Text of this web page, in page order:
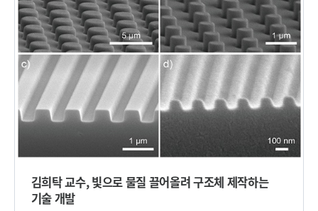
반사하는 일종의 카이랄 색상 거울로 활용할 수 있었다. 이러한
거울을 이용하면 왼쪽 혹은 오른쪽의 카이랄성을 갖는 일상생활
속의 다양한 화학물질, 한 예로 설탕을 이루는 과당과 포도당의
경우 별다른 도구 없이 왼쪽 혹은 오른쪽의 카이랄성을 갖는다는
점을 관찰할 수 있었다. 윤동기 교수는 “의약품 및 관련
화학산업에서 물질의 카이랄성은 독성 및 부작용과 밀접한
관련이 있다. 예를 들어, 60여 년 전에 임산부 입덧 방지용으로
쓰이던 탈리도마이드(thalidomide)라는 약은 카이랄성이 다를
경우 기형아를 유발할 수 있다는 점 때문에 금지된 바가 있는데,
이번 연구를 통해 카이랄성에 따라 부작용을 갖는 화학약품들을
제조단계에서부터 실시간으로 검출할 수 있게 될 것이다”라고
말했다. 이번 연구는 과학기술정보통신부-한국연구재단의
멀티스케일 카이랄 구조체 연구센터, 전략과제, 미래유망
융합기술 파이오니아사업과 교육부의 글로벌연구네트워크
표면이 거칠고 넓은 표면적으로 인해 촉매, 전자기술 및 분석
화학을 비롯해 여러 분야에서 주목받고 있다. 최근에는 단백질을
이용한 유, 무기 복합 나노 꽃 제작이 이뤄지고 있으며 이는
일반적인 효소에 비해 높은 활성, 안정성 및 내구성을 지닌다는
것이 증명되고 있다. 그러나 일반적인 단백질 나노 꽃 합성은
고온에서 열수 처리를 통해야만 가능했기 때문에 DNA를
효과적으로 포집하지 못한다는 한계를 갖는다. 연구팀은 문제
해결을 위해 생체 고분자 물질인 핵산이 아마이드 결합 및 아민
그룹을 갖고 있다는 사실에 주목했다. 이를 통해 단백질 기반의
나노 꽃 제작 원리를 바탕으로 핵산을 이용한 유, 무기 복합 나노
꽃 구조물 제작이 상온의 친환경적 조건에서 가능함을 증명했다.
범용적으로 적용 가능함을 확인했다. 이번에 개발된 DNA 기반
나노 꽃 구조물은 기존 기술에 비해 여러 장점을 갖는다. 유해한
김희탁 교수, 빛으로 물질 끌어올려 구조체 제작하는
기술 개발